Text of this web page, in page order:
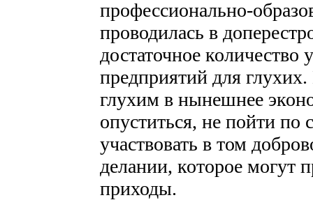
профессионально-
проводилась в
достаточное
предприятий для
глухим в нынешнее
опуститься, не пойти по
участвовать в том
делании, которое могут
приходы.